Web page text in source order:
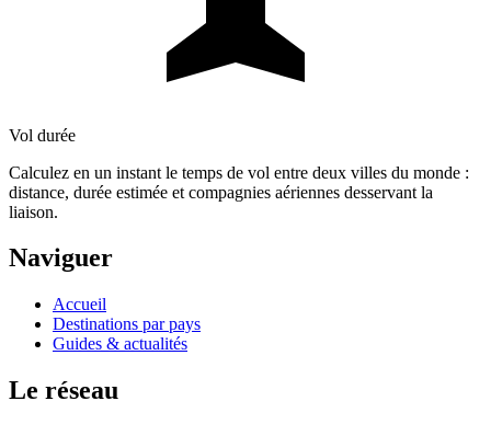
Vol durée
Calculez en un instant le temps de vol entre deux villes du monde :
distance, durée estimée et compagnies aériennes desservant la
liaison.
Naviguer
Accueil
Destinations par pays
Guides & actualités
Le réseau